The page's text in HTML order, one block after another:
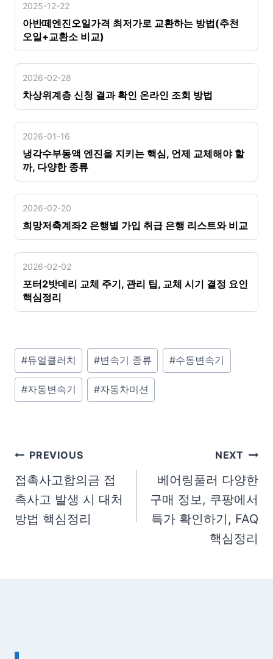
2025-12-22
아반떼엔진오일가격 최저가로 교환하는 방법(추천
오일+교환소 비교)
2026-02-28
차상위계층 신청 결과 확인 온라인 조회 방법
2026-01-16
냉각수부동액 엔진을 지키는 핵심, 언제 교체해야 할
까, 다양한 종류
2026-02-20
희망저축계좌2 은행별 가입 취급 은행 리스트와 비교
2026-02-02
포터2밧데리 교체 주기, 관리 팁, 교체 시기 결정 요인
핵심정리
P
o
a
s
#듀얼클러치 #변속기 종류 #수동변속기
#자동변속기 #자동차미션
글
탐
색
PREVIOUS
접촉사고합의금 접
촉사고 발생 시 대처
방법 핵심정리
NEXT
베어링풀러 다양한
구매 정보, 쿠팡에서
특가 확인하기, FAQ
핵심정리